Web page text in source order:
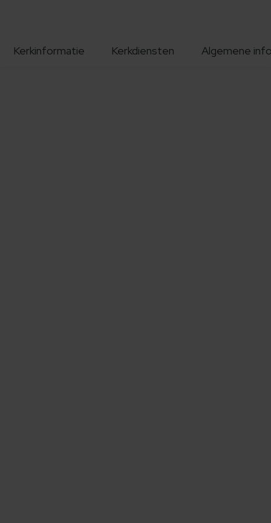
Kerkinformatie Kerkdiensten Algemene